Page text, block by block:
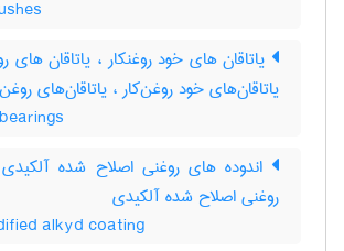
یاتاقان های خود روغنکار ، یاتاقان
یاتاقان‌های خود روغن‌کار ، یاتاقان‌های
اندوده های روغنی اصلاح شده
روغنی اصلاح شده آلکیدی
alkyd coating